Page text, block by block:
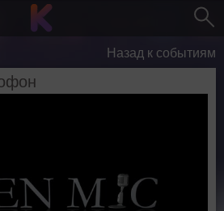
Назад к событиям